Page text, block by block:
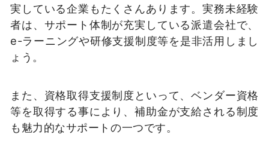
実している企業もたくさんあります。実務未経験
者は、サポート体制が充実している派遣会社で、
e-ラーニングや研修支援制度等を是非活用しまし
ょう。
また、資格取得支援制度といって、ベンダー資格
等を取得する事により、補助金が支給される制度
も魅力的なサポートの一つです。